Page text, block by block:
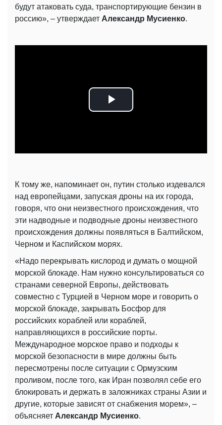
будут атаковать суда, транспортирующие бензин в
россию», – утверждает Александр Мусиенко.
Play
К тому же, напоминает он, путин столько издевался
над европейцами, запуская дроны на их города,
говоря, что они неизвестного происхождения, что
эти надводные и подводные дроны неизвестного
происхождения должны появляться в Балтийском,
Черном и Каспийском морях.
«Надо перекрывать кислород и думать о мощной
морской блокаде. Нам нужно консультироваться со
странами северной Европы, действовать
совместно с Турцией в Черном море и говорить о
морской блокаде, закрывать Босфор для
российских кораблей или кораблей,
направляющихся в российские порты.
Международное морское право и подходы к
морской безопасности в мире должны быть
пересмотрены после ситуации с Ормузским
проливом, после того, как Иран позволял себе его
блокировать и держать в заложниках страны Азии и
другие, которые зависят от снабжения морем», –
объясняет Александр Мусиенко.